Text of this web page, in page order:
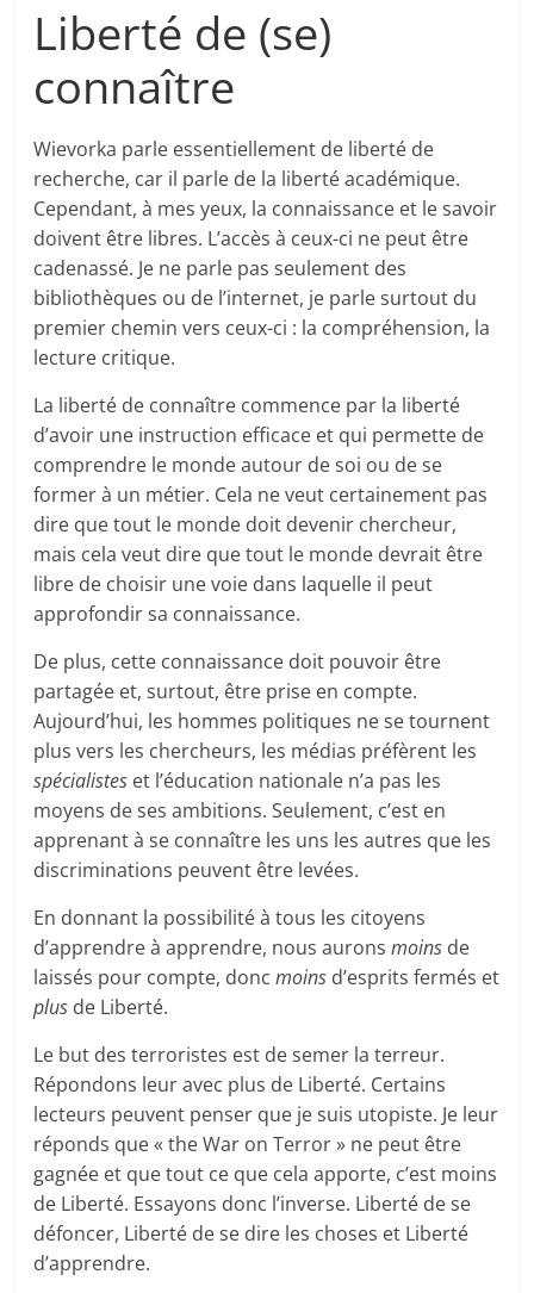
Liberté de (se)
connaître
Wievorka parle essentiellement de liberté de
recherche, car il parle de la liberté académique.
Cependant, à mes yeux, la connaissance et le savoir
doivent être libres. L’accès à ceux-ci ne peut être
cadenassé. Je ne parle pas seulement des
bibliothèques ou de l’internet, je parle surtout du
premier chemin vers ceux-ci : la compréhension, la
lecture critique.
La liberté de connaître commence par la liberté
d’avoir une instruction efficace et qui permette de
comprendre le monde autour de soi ou de se
former à un métier. Cela ne veut certainement pas
dire que tout le monde doit devenir chercheur,
mais cela veut dire que tout le monde devrait être
libre de choisir une voie dans laquelle il peut
approfondir sa connaissance.
De plus, cette connaissance doit pouvoir être
partagée et, surtout, être prise en compte.
Aujourd’hui, les hommes politiques ne se tournent
plus vers les chercheurs, les médias préfèrent les
spécialistes et l’éducation nationale n’a pas les
moyens de ses ambitions. Seulement, c’est en
apprenant à se connaître les uns les autres que les
discriminations peuvent être levées.
En donnant la possibilité à tous les citoyens
d’apprendre à apprendre, nous auronsmoins de
laissés pour compte, doncmoins d’esprits fermés et
plus de Liberté.
Le but des terroristes est de semer la terreur.
Répondons leur avec plus de Liberté. Certains
lecteurs peuvent penser que je suis utopiste. Je leur
réponds que « the War on Terror » ne peut être
gagnée et que tout ce que cela apporte, c’est moins
de Liberté. Essayons donc l’inverse. Liberté de se
défoncer, Liberté de se dire les choses et Liberté
d’apprendre.